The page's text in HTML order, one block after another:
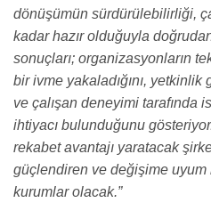
dönüşümün sürdürülebilirliği,
kadar hazır olduğuyla
sonuçları; organizasyonların
bir ivme yakaladığını,
ve çalışan deneyimi tarafında
ihtiyacı bulunduğunu
rekabet avantajı yaratacak
güçlendiren ve değişime uyum
kurumlar olacak.”